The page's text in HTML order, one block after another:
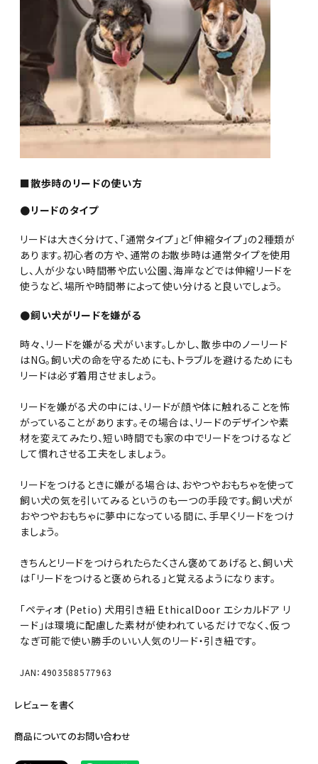
■散歩時のリードの使い方
●リードのタイプ
リードは大きく分けて、「通常タイプ」と「伸縮タイプ」の2種類が
あります。初心者の方や、通常のお散歩時は通常タイプを使用
し、人が少ない時間帯や広い公園、海岸などでは伸縮リードを
使うなど、場所や時間帯によって使い分けると良いでしょう。
●飼い犬がリードを嫌がる
時々、リードを嫌がる犬がいます。しかし、散歩中のノーリード
はNG。飼い犬の命を守るためにも、トラブルを避けるためにも
リードは必ず着用させましょう。
リードを嫌がる犬の中には、リードが顔や体に触れることを怖
がっていることがあります。その場合は、リードのデザインや素
材を変えてみたり、短い時間でも家の中でリードをつけるなど
して慣れさせる工夫をしましょう。
リードをつけるときに嫌がる場合は、おやつやおもちゃを使って
飼い犬の気を引いてみるというのも一つの手段です。飼い犬が
おやつやおもちゃに夢中になっている間に、手早くリードをつけ
ましょう。
きちんとリードをつけられたらたくさん褒めてあげると、飼い犬
は「リードをつけると褒められる」と覚えるようになります。
「ペティオ (Petio) 犬用引き紐 EthicalDoor エシカルドア リ
ード」は環境に配慮した素材が使われているだけでなく、仮つ
なぎ可能で使い勝手のいい人気のリード・引き紐です。
JAN：4903588577963
レビューを書く
商品についてのお問い合わせ